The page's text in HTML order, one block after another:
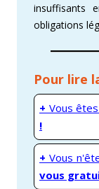
insuffisants
obligations
Pour lire
+ Vous
!
+ Vous
vous